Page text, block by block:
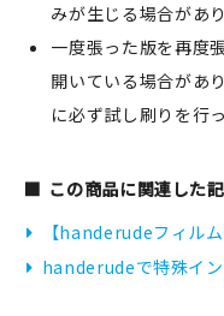
みが生じる場合があり
一度張った版を再度
開いている場合があ
に必ず試し刷りを行
この商品に関連した
【handerudeフィルム
handerudeで特殊イ